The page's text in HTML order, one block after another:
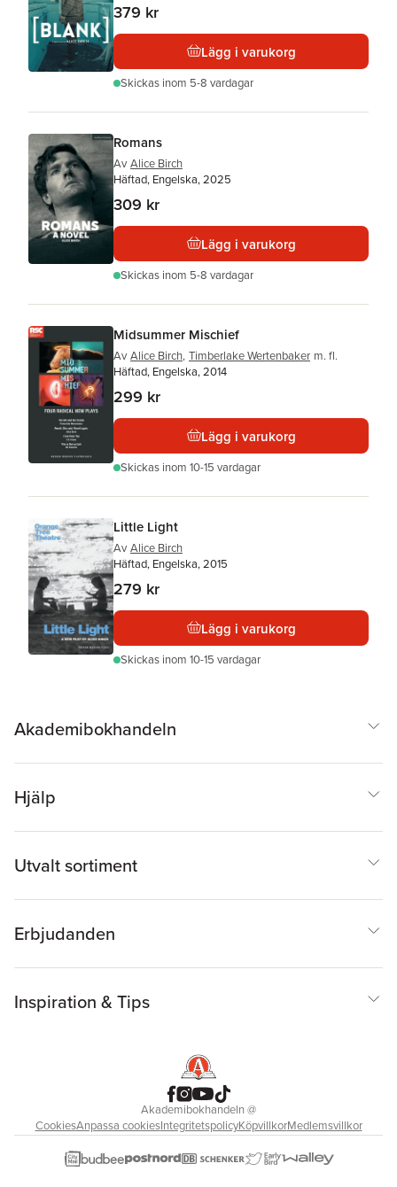
379 kr
Lägg i varukorg
Skickas inom 5-8 vardagar
Romans
Av Alice Birch
Häftad, Engelska, 2025
309 kr
Lägg i varukorg
Skickas inom 5-8 vardagar
Midsummer Mischief
Av Alice Birch, Timberlake Wertenbaker m. fl.
Häftad, Engelska, 2014
299 kr
Lägg i varukorg
Skickas inom 10-15 vardagar
Little Light
Av Alice Birch
Häftad, Engelska, 2015
279 kr
Lägg i varukorg
Skickas inom 10-15 vardagar
Akademibokhandeln
Hjälp
Utvalt sortiment
Erbjudanden
Inspiration & Tips
Akademibokhandeln@
CookiesAnpassa cookiesIntegritetspolicyKöpvillkorMedlemsvillkor